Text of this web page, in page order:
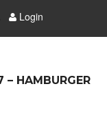
Login
– HAMBURGER